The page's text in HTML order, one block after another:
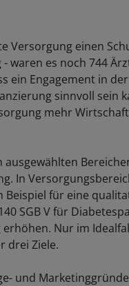
Versorgung einen
waren es noch 744
ein Engagement in
sinnvoll sein
mehr
In
für eine
SGB V für
Nur im
drei Ziele.
und